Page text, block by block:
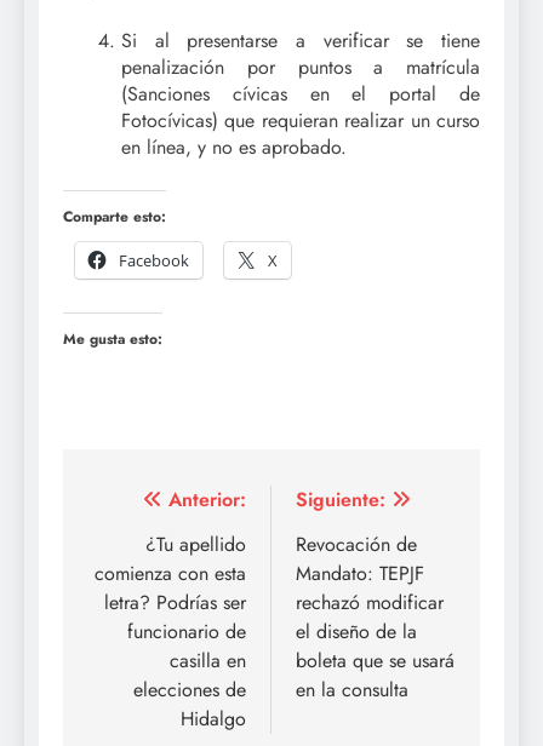
Si al presentarse a verificar se tiene
penalización por puntos a matrícula
(Sanciones cívicas en el portal de
Fotocívicas) que requieran realizar un curso
en línea, y no es aprobado.
Comparte esto:
Facebook
X
Me gusta esto:
Navegación
entradas
Anterior:
¿Tu apellido
comienza con esta
letra? Podrías ser
funcionario de
casilla en
elecciones de
Hidalgo
Siguiente:
Revocación de
Mandato: TEPJF
rechazó modificar
el diseño de la
boleta que se usará
en la consulta